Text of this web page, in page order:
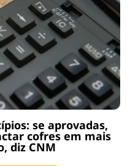
se aprovadas,
cofres em mais
diz CNM